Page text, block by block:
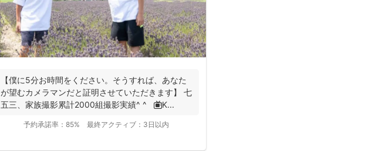
【僕に5分お時間をください。そうすれば、あなた
が望むカメラマンだと証明させていただきます】 七
五三、家族撮影累計2000組撮影実績^ ^ 📺K...
予約承諾率： 85% 最終アクティブ： 3日以内